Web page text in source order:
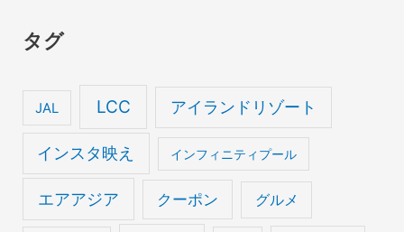
イ
タグ
JAL LCC アイランドリゾート
インスタ映え インフィニティプール
エアアジア クーポン グルメ